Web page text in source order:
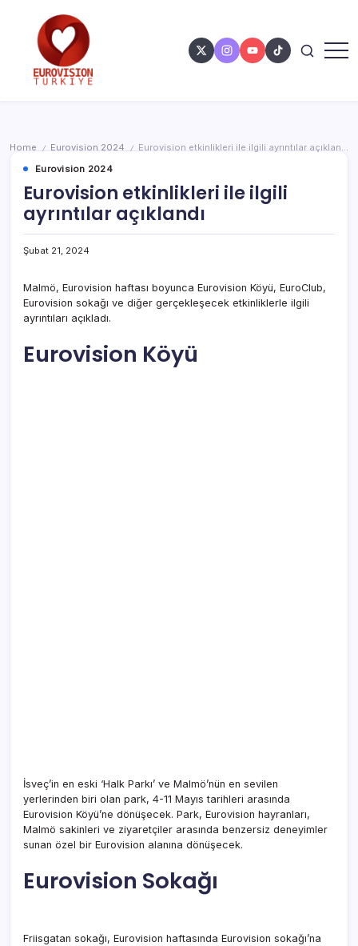
Home / Eurovision 2024 /
Eurovision etkinlikleri ile ilgili ayrıntılar açıklandı
Eurovision 2024
Eurovision etkinlikleri ile ilgili
ayrıntılar açıklandı
Şubat 21, 2024
Malmö, Eurovision haftası boyunca Eurovision Köyü, EuroClub,
Eurovision sokağı ve diğer gerçekleşecek etkinliklerle ilgili
ayrıntıları açıkladı.
Eurovision Köyü
İsveç’in en eski ‘Halk Parkı’ ve Malmö’nün en sevilen
yerlerinden biri olan park, 4-11 Mayıs tarihleri arasında
Eurovision Köyü’ne dönüşecek. Park, Eurovision hayranları,
Malmö sakinleri ve ziyaretçiler arasında benzersiz deneyimler
sunan özel bir Eurovision alanına dönüşecek.
Eurovision Sokağı
Friisgatan sokağı, Eurovision haftasında Eurovision sokağı’na